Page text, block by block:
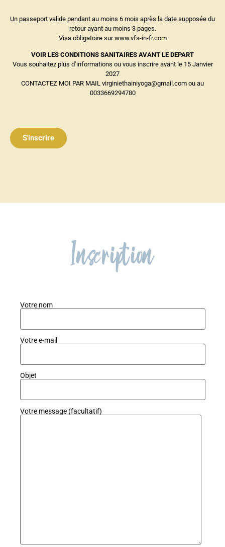
Un passeport valide pendant au moins 6 mois après la date supposée du
retour ayant au moins 3 pages.
Visa obligatoire surwww.vfs-in-fr.com
VOIR LES CONDITIONS SANITAIRES AVANT LE DEPART
Vous souhaitez plus d’informations ou vous inscrire avant le 15 Janvier
2027
CONTACTEZ MOI PAR MAIL virginiethainiyoga@gmail.com ou au
0033669294780
S'inscrire
Inscription
Votre nom
Votre e-mail
Objet
Votre message (facultatif)